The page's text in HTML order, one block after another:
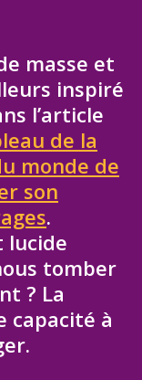
masse et
inspiré
l’article
de la
monde de
son
.
lucide
tomber
? La
capacité à